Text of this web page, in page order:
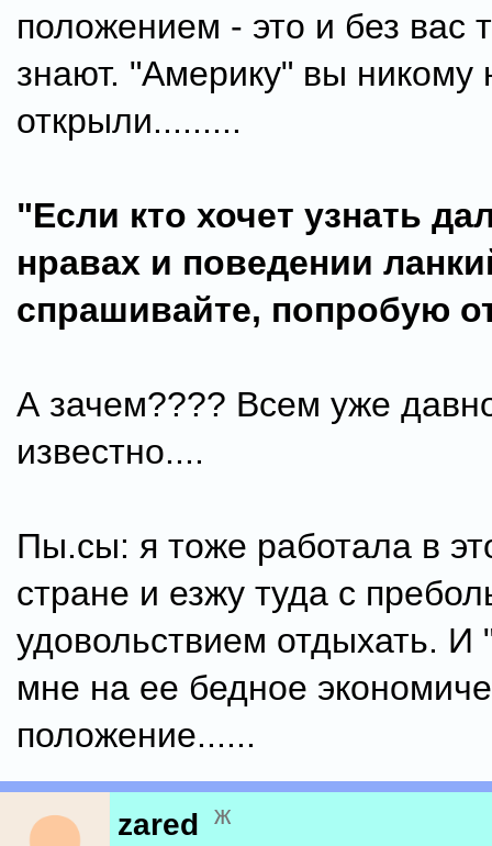
положением - это и без вас
знают. "Америку" вы никому
открыли.........
"Если кто хочет узнать
нравах и поведении
спрашивайте, попробую
А зачем???? Всем уже
известно....
Пы.сы: я тоже работала в
стране и езжу туда с
удовольствием отдыхать. И
мне на ее бедное
положение......
zared ж